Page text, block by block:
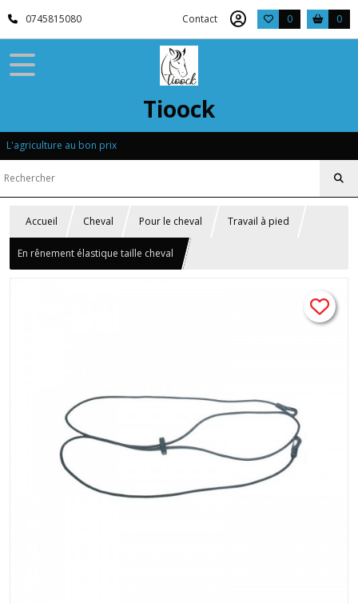
0745815080 Contact 0 0
Tioock
L'agriculture au bon prix
Accueil Cheval Pour le cheval Travail à pied
En rênement élastique taille cheval